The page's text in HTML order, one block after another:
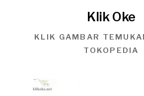
Klik Oke
KLIK GAMBAR
TOKOPEDIA